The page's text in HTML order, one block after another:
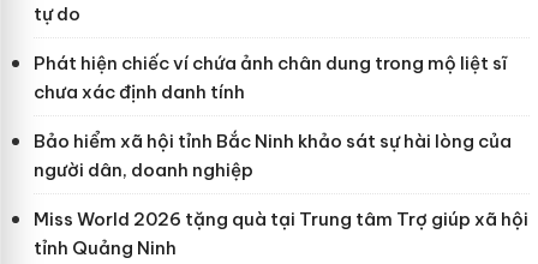
tự do
Phát hiện chiếc ví chứa ảnh chân dung trong mộ liệt sĩ
chưa xác định danh tính
Bảo hiểm xã hội tỉnh Bắc Ninh khảo sát sự hài lòng của
người dân, doanh nghiệp
Miss World 2026 tặng quà tại Trung tâm Trợ giúp xã hội
tỉnh Quảng Ninh